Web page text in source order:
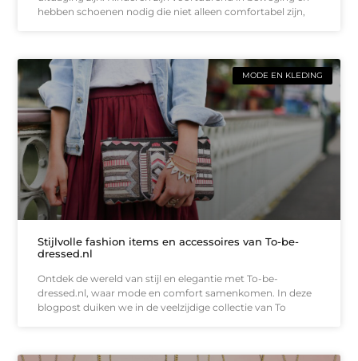
hebben schoenen nodig die niet alleen comfortabel zijn,
MODE EN KLEDING
Stijlvolle fashion items en accessoires van To-be-
dressed.nl
Ontdek de wereld van stijl en elegantie met To-be-
dressed.nl, waar mode en comfort samenkomen. In deze
blogpost duiken we in de veelzijdige collectie van To